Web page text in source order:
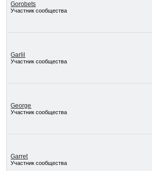
Gorobets
Участник сообщества
Garlil
Участник сообщества
George
Участник сообщества
Garret
Участник сообщества